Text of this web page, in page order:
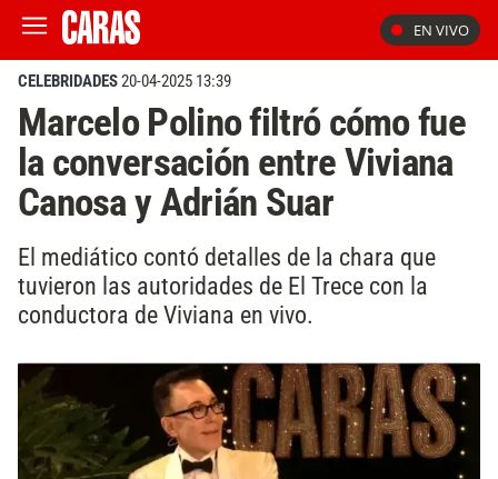
EN VIVO
CELEBRIDADES20-04-2025 13:39
Marcelo Polino filtró cómo fue
la conversación entre Viviana
Canosa y Adrián Suar
El mediático contó detalles de la chara que
tuvieron las autoridades de El Trece con la
conductora de Viviana en vivo.